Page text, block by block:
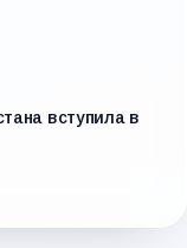
вступила в